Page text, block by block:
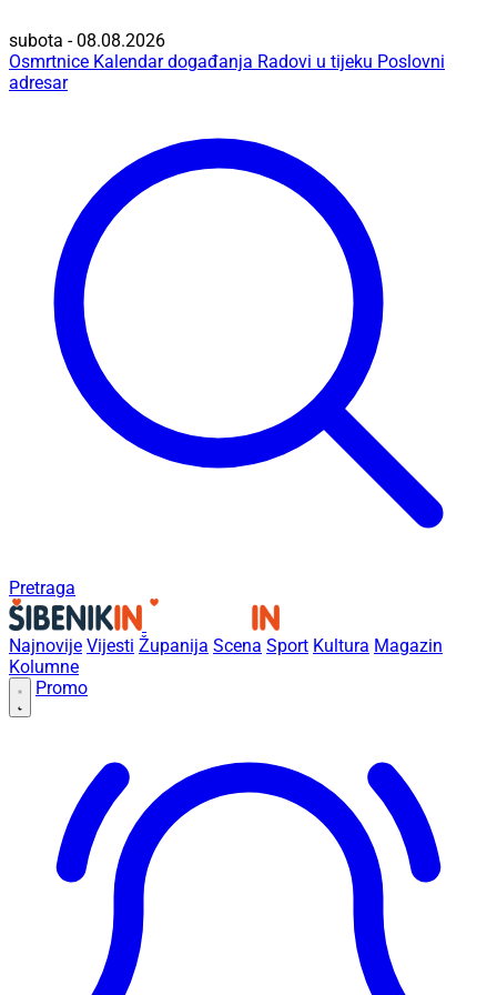
subota - 08.08.2026
Osmrtnice Kalendar događanja Radovi u tijeku Poslovni
adresar
Pretraga
Najnovije Vijesti Županija Scena Sport Kultura Magazin
Kolumne
Promo